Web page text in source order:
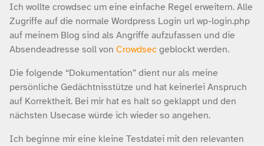
Ich wollte crowdsec um eine einfache Regel erweitern. Alle
Zugriffe auf die normale Wordpress Login url wp-login.php
auf meinem Blog sind als Angriffe aufzufassen und die
Absendeadresse soll von Crowdsec geblockt werden.
Die folgende “Dokumentation” dient nur als meine
persönliche Gedächtnisstütze und hat keinerlei Anspruch
auf Korrektheit. Bei mir hat es halt so geklappt und den
nächsten Usecase würde ich wieder so angehen.
Ich beginne mir eine kleine Testdatei mit den relevanten